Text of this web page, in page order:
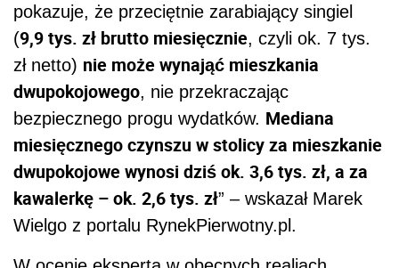
pokazuje, że przeciętnie zarabiający singiel
(9,9 tys. zł brutto miesięcznie, czyli ok. 7 tys.
zł netto) nie może wynająć mieszkania
dwupokojowego, nie przekraczając
bezpiecznego progu wydatków. Mediana
miesięcznego czynszu w stolicy za mieszkanie
dwupokojowe wynosi dziś ok. 3,6 tys. zł, a za
kawalerkę – ok. 2,6 tys. zł” – wskazał Marek
Wielgo z portalu RynekPierwotny.pl.